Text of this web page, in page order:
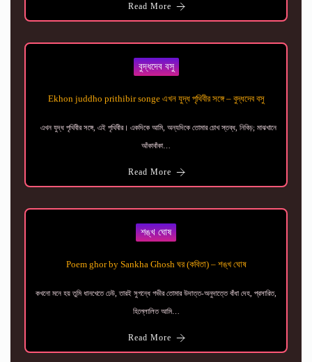
Read More
বুদ্ধদেব বসু
Ekhon juddho prithibir songe এখন যুদ্ধ পৃথিবীর সঙ্গে – বুদ্ধদেব বসু
এখন যুদ্ধ পৃথিবীর সঙ্গে, এই পৃথিবীর। একদিকে আমি, অন্যদিকে তােমার চোখ স্তব্ধ, নিবিড়; মাঝখানে
আঁকাবাঁকা…
Read More
শঙ্খ ঘোষ
Poem ghor by Sankha Ghosh ঘর (কবিতা) – শঙ্খ ঘোষ
কখনাে মনে হয় তুমি ধানখেতে ঢেউ, তারই সুগন্ধে গভীর তােমার উদাত্ত-অনুদাত্তে বাঁধা দেহ, প্রসারিত,
হিল্লোলিত আমি…
Read More